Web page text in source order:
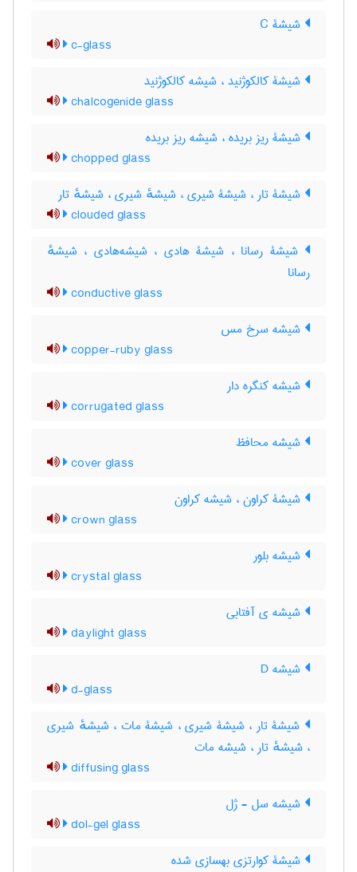
شیشۀ C
c-glass
شیشۀ کالکوژنید ، شیشه کالکوژنید
chalcogenide glass
شیشۀ ریز بریده ، شیشه ریز بریده
chopped glass
شیشۀ تار ، شیشۀ شیری ، شیشهٔ شیری ، شیشهٔ تار
clouded glass
شیشۀ رسانا ، شیشۀ هادی ، شیشه‌هادی ، شیشهٔ
رسانا
conductive glass
شیشه سرخ مس
copper-ruby glass
شیشه کنگره دار
corrugated glass
شیشه محافظ
cover glass
شیشۀ کراون ، شیشه کراون
crown glass
شیشه بلور
crystal glass
شیشه ی آفتابی
daylight glass
شیشه D
d-glass
شیشۀ تار ، شیشۀ شیری ، شیشۀ مات ، شیشهٔ شیری
، شیشهٔ تار ، شیشه مات
diffusing glass
شیشه سل - ژل
dol-gel glass
شیشۀ کوارتزی بهسازی شده